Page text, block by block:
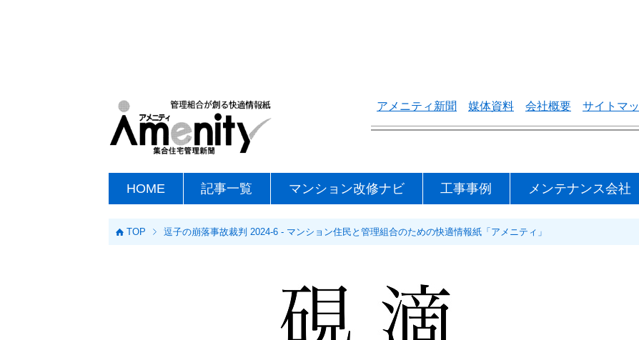
HOME 記事一覧 マンション改修ナビ 工事事例 メンテナンス会社
アメニティ新聞 媒体資料 会社概要 サイトマ
TOP 逗子の崩落事故裁判 2024-6 - マンション住民と管理組合のための快適情報紙「アメニティ」